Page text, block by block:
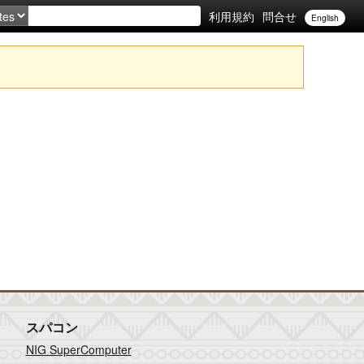
利用規約 問合せ English
スパコン
NIG SuperComputer